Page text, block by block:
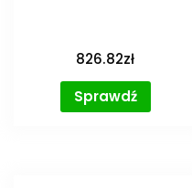
826.82zł
Sprawdź